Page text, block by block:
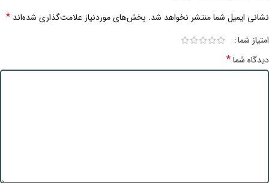
نشانی ایمیل شما منتشر نخواهد شد. بخش‌های موردنیاز علامت‌گذاری شده‌اند *
امتیاز شما
دیدگاه شما*